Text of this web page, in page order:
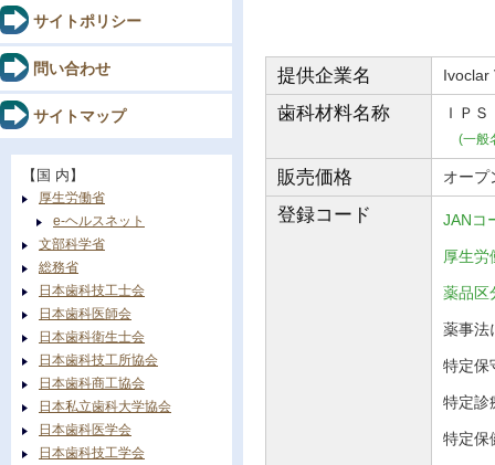
提供企業名 Ivoclar
歯科材料名称 ＩＰ
(一般
販売価格 オープ
登録コード JANコ
厚生
薬品
薬事
特定
特定
特定
サイトポリシー
問い合わせ
サイトマップ
【国 内】
厚生労働省
e-ヘルスネット
文部科学省
総務省
日本歯科技工士会
日本歯科医師会
日本歯科衛生士会
日本歯科技工所協会
日本歯科商工協会
日本私立歯科大学協会
日本歯科医学会
日本歯科技工学会